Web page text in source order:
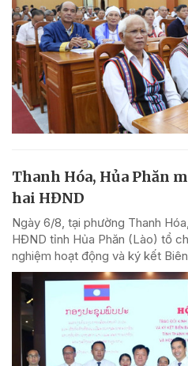
Thanh Hóa, Hủa Phăn
hai HĐND
Ngày 6/8, tại phường Thanh
HĐND tỉnh Hủa Phăn (Lào) tổ
nghiệm hoạt động và ký kết